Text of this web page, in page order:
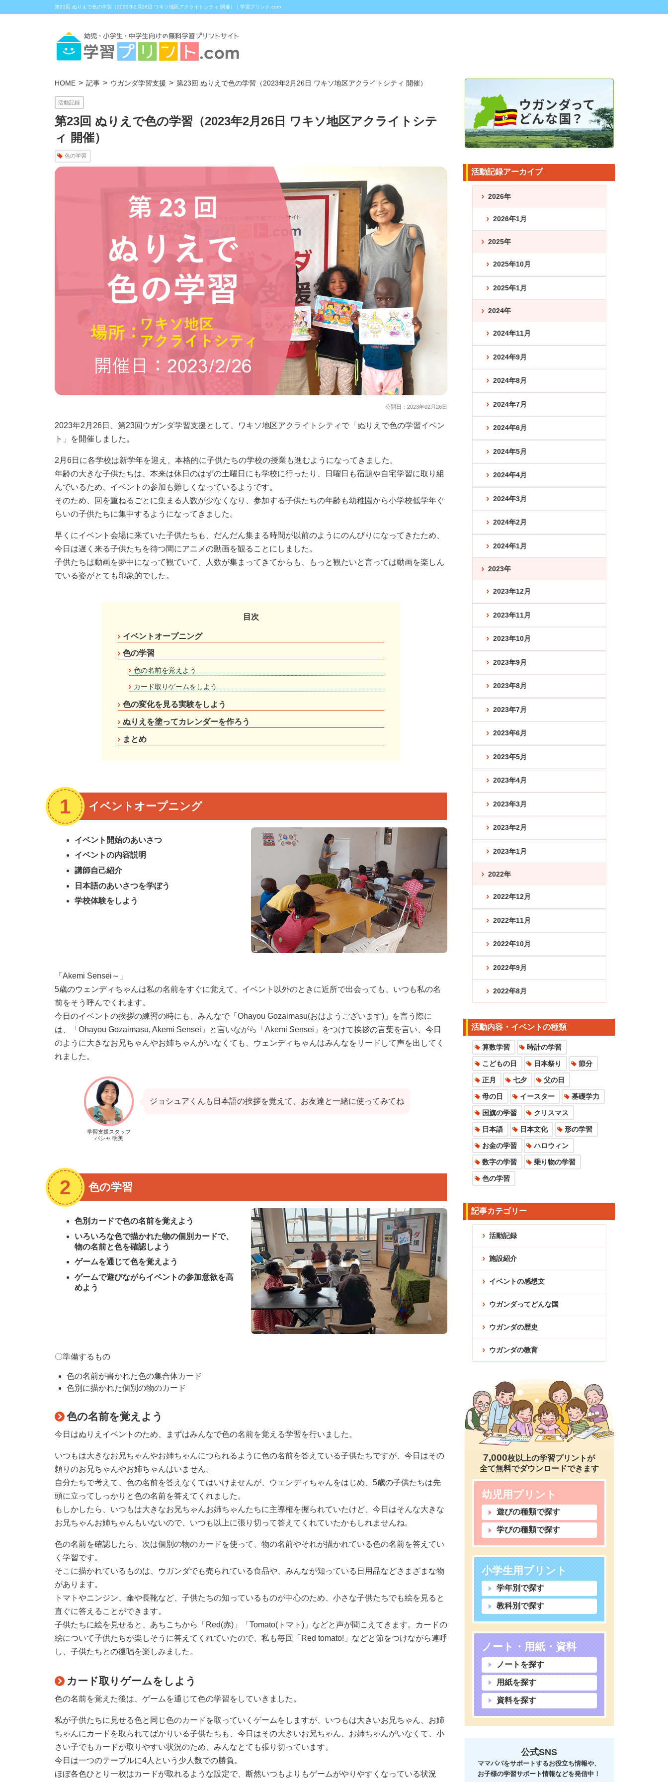
第23回 ぬりえで色の学習（2023年2月26日 ワキソ地区アクライトシティ 開催）｜学習プリント.com
HOME 記事 ウガンダ学習支援 第23回 ぬりえで色の学習（2023年2月26日 ワキソ地区アクライトシティ 開催）
活動記録
第23回 ぬりえで色の学習（2023年2月26日 ワキソ地区アクライトシテ
ィ 開催）
色の学習
公開日： 2023年02月26日
2023年2月26日、第23回ウガンダ学習支援として、ワキソ地区アクライトシティで「ぬりえで色の学習イベン
ト」を開催しました。
2月6日に各学校は新学年を迎え、本格的に子供たちの学校の授業も進むようになってきました。
年齢の大きな子供たちは、本来は休日のはずの土曜日にも学校に行ったり、日曜日も宿題や自宅学習に取り組
んでいるため、イベントの参加も難しくなっているようです。
そのため、回を重ねるごとに集まる人数が少なくなり、参加する子供たちの年齢も幼稚園から小学校低学年ぐ
らいの子供たちに集中するようになってきました。
早くにイベント会場に来ていた子供たちも、だんだん集まる時間が以前のようにのんびりになってきたため、
今日は遅く来る子供たちを待つ間にアニメの動画を観ることにしました。
子供たちは動画を夢中になって観ていて、人数が集まってきてからも、もっと観たいと言っては動画を楽しん
でいる姿がとても印象的でした。
目次
イベントオープニング
色の学習
色の名前を覚えよう
カード取りゲームをしよう
色の変化を見る実験をしよう
ぬりえを塗ってカレンダーを作ろう
まとめ
イベントオープニング
イベント開始のあいさつ
イベントの内容説明
講師自己紹介
日本語のあいさつを学ぼう
学校体験をしよう
「Akemi Sensei～」
5歳のウェンディちゃんは私の名前をすぐに覚えて、イベント以外のときに近所で出会っても、いつも私の名
前をそう呼んでくれます。
今日のイベントの挨拶の練習の時にも、みんなで「Ohayou Gozaimasu(おはようございます)」を言う際に
は、「Ohayou Gozaimasu, Akemi Sensei」と言いながら「Akemi Sensei」をつけて挨拶の言葉を言い、今日
のように大きなお兄ちゃんやお姉ちゃんがいなくても、ウェンディちゃんはみんなをリードして声を出してく
れました。
学習支援スタッフ
バシャ 明美
ジョシュアくんも日本語の挨拶を覚えて、お友達と一緒に使ってみてね
色の学習
色別カードで色の名前を覚えよう
いろいろな色で描かれた物の個別カードで、
物の名前と色を確認しよう
ゲームを通じて色を覚えよう
ゲームで遊びながらイベントの参加意欲を高
めよう
〇準備するもの
色の名前が書かれた色の集合体カード
色別に描かれた個別の物のカード
色の名前を覚えよう
今日はぬりえイベントのため、まずはみんなで色の名前を覚える学習を行いました。
いつもは大きなお兄ちゃんやお姉ちゃんにつられるように色の名前を答えている子供たちですが、今日はその
頼りのお兄ちゃんやお姉ちゃんはいません。
自分たちで考えて、色の名前を答えなくてはいけませんが、ウェンディちゃんをはじめ、5歳の子供たちは先
頭に立ってしっかりと色の名前を答えてくれました。
もしかしたら、いつもは大きなお兄ちゃんお姉ちゃんたちに主導権を握られていたけど、今日はそんな大きな
お兄ちゃんお姉ちゃんもいないので、いつも以上に張り切って答えてくれていたかもしれませんね。
色の名前を確認したら、次は個別の物のカードを使って、物の名前やそれが描かれている色の名前を答えてい
く学習です。
そこに描かれているものは、ウガンダでも売られている食品や、みんなが知っている日用品などさまざまな物
があります。
トマトやニンジン、傘や長靴など、子供たちの知っているものが中心のため、小さな子供たちでも絵を見ると
直ぐに答えることができます。
子供たちに絵を見せると、あちこちから「Red(赤)」「Tomato(トマト)」などと声が聞こえてきます。カードの
絵について子供たちが楽しそうに答えてくれていたので、私も毎回「Red tomato!」などと節をつけながら連呼
し、子供たちとの復唱を楽しみました。
カード取りゲームをしよう
色の名前を覚えた後は、ゲームを通じて色の学習をしていきました。
私が子供たちに見せる色と同じ色のカードを取っていくゲームをしますが、いつもは大きいお兄ちゃん、お姉
ちゃんにカードを取られてばかりいる子供たちも、今日はその大きいお兄ちゃん、お姉ちゃんがいなくて、小
さい子でもカードが取りやすい状況のため、みんなとても張り切っています。
今日は一つのテーブルに4人という少人数での勝負。
ほぼ各色ひとり一枚はカードが取れるような設定で、断然いつもよりもゲームがやりやすくなっている状況
活動記録アーカイブ
2026年
2026年1月
2025年
2025年10月
2025年1月
2024年
2024年11月
2024年9月
2024年8月
2024年7月
2024年6月
2024年5月
2024年4月
2024年3月
2024年2月
2024年1月
2023年
2023年12月
2023年11月
2023年10月
2023年9月
2023年8月
2023年7月
2023年6月
2023年5月
2023年4月
2023年3月
2023年2月
2023年1月
2022年
2022年12月
2022年11月
2022年10月
2022年9月
2022年8月
活動内容・イベントの種類
算数学習 時計の学習
こどもの日 日本祭り 節分
正月 七夕 父の日
母の日 イースター 基礎学力
国旗の学習 クリスマス
日本語 日本文化 形の学習
お金の学習 ハロウィン
数字の学習 乗り物の学習
色の学習
記事カテゴリー
活動記録
施設紹介
イベントの感想文
ウガンダってどんな国
ウガンダの歴史
ウガンダの教育
7,000枚以上の学習プリントが
全て無料でダウンロードできます
幼児用プリント
遊びの種類で探す
学びの種類で探す
小学生用プリント
学年別で探す
教科別で探す
ノート・用紙・資料
ノートを探す
用紙を探す
資料を探す
公式SNS
ママパパをサポートするお役立ち情報や、
お子様の学習サポート情報などを発信中！